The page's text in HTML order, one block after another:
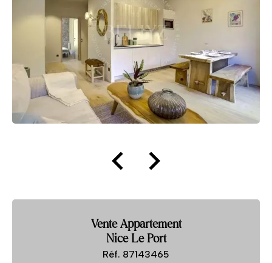
Vente Appartement
Nice Le Port
Réf. 87143465